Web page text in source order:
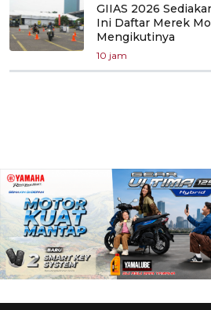
GIIAS 2026
Ini Daftar Merek
Mengikutinya
10 jam